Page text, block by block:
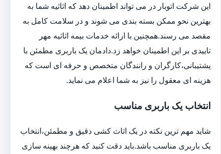
این شرکت اتوبار در می تواند اطمینان دهد که اثاثیه شما به
بهترین نحو ممکن بسته بندی می شوند و در سلامت کامل به
مقصد می رسند.همچنین با ارائه خدمات بیمه اثاثیه مهر
تاییدی بر این اطمینان خواهد زد.دادمان یک باربری مطمئن با
پشتیبانی،کارگران و رانندگان متخصص و حرفه ای است که
هزینه ای معقول را نیز به شما اعلام می نماید.
انتخاب یک باربری مناسب
شاید مهم ترین نکته در یک اثاث کشی دقیق و مطمئن،انتخاب
یک باربری مناسب باشد.باید دقت کنید که هرچند بهینه سازی